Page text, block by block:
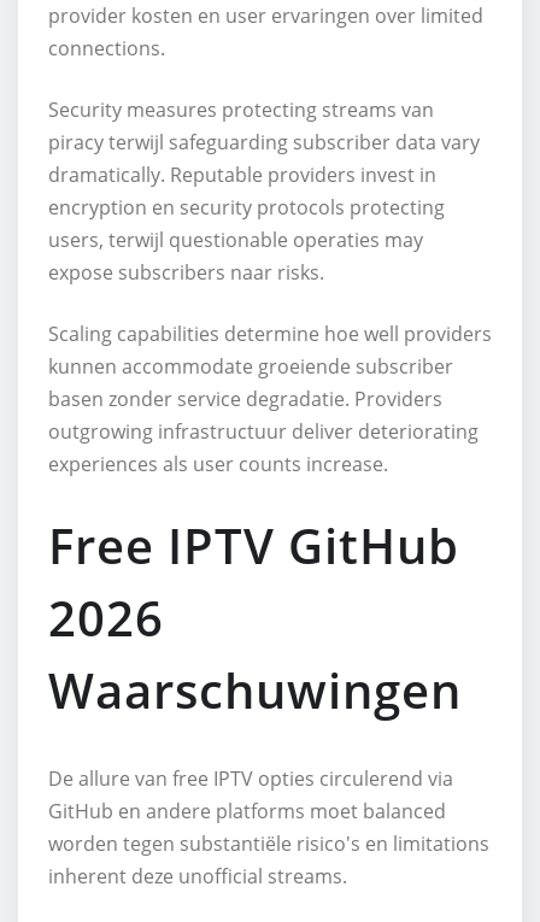
provider kosten en user ervaringen over limited
connections.
Security measures protecting streams van
piracy terwijl safeguarding subscriber data vary
dramatically. Reputable providers invest in
encryption en security protocols protecting
users, terwijl questionable operaties may
expose subscribers naar risks.
Scaling capabilities determine hoe well providers
kunnen accommodate groeiende subscriber
basen zonder service degradatie. Providers
outgrowing infrastructuur deliver deteriorating
experiences als user counts increase.
Free IPTV GitHub
2026
Waarschuwingen
De allure van free IPTV opties circulerend via
GitHub en andere platforms moet balanced
worden tegen substantiële risico's en limitations
inherent deze unofficial streams.